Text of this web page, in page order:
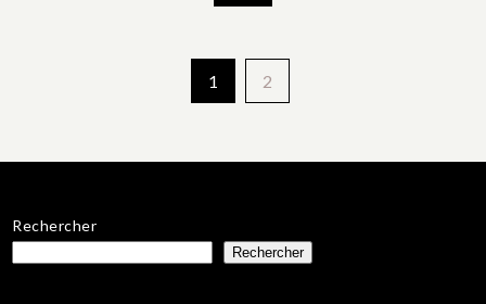
publications
1 2
Rechercher
Rechercher